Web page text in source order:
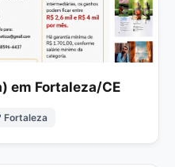
em Fortaleza/CE
Fortaleza